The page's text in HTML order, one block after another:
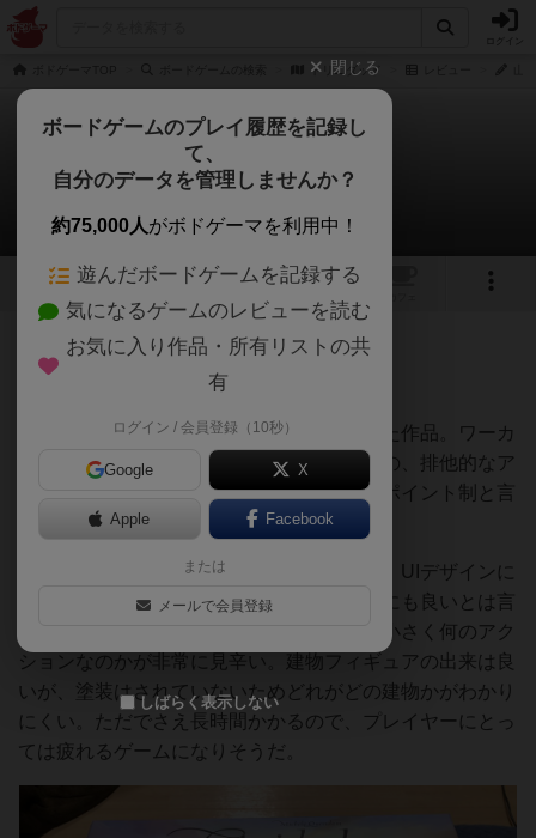
トリニダッド
トリニダッド
山本 右近さんのレビュー
1 1
214名 3名 0 3年弱前
ブエノスアイレスの成り立ちをテーマにした作品。ワーカ
ープレイスメントの形を取ってはいるものの、排他的なア
クションは殆ど無く実質的にはアクションポイント制と言
って差し支えない。
コンポーネント品質はとても良く感じるが、UIデザインに
関してはプレイアビリティが低く、お世辞にも良いとは言
い難い。まずアクションスペースの文字が小さく何のアク
ションなのかが非常に見辛い。建物フィギュアの出来は良
いが、塗装はされていないためどれがどの建物かがわかり
にくい。ただでさえ長時間かかるので、プレイヤーにとっ
ては疲れるゲームになりそうだ。
閉じる
ボードゲームのプレイ履歴を記録し
て、
自分のデータを管理しませんか？
約75,000人がボドゲーマを利用中！
遊んだボードゲームを記録する
気になるゲームのレビューを読む
お気に入り作品・所有リストの共
有
ログイン / 会員登録（10秒）
Google X
Apple Facebook
または
メールで会員登録
しばらく表示しない